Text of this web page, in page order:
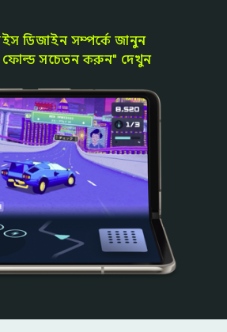
ডিজাইন সম্পর্কে জানুন
সচেতন করুন" দেখুন